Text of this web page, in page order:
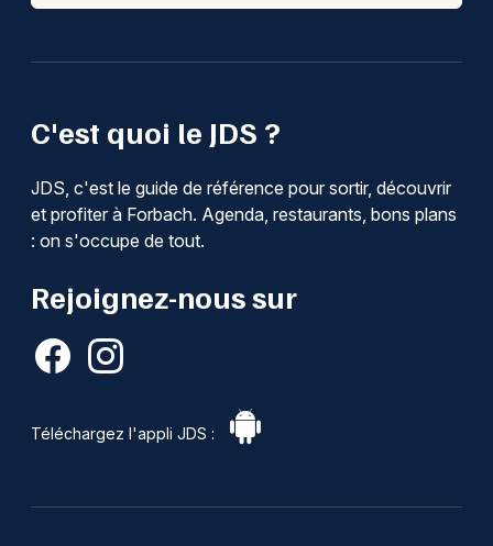
C'est quoi le JDS ?
JDS, c'est le guide de référence pour sortir, découvrir
et profiter à Forbach. Agenda, restaurants, bons plans
: on s'occupe de tout.
Rejoignez-nous sur
Téléchargez l'appli JDS :